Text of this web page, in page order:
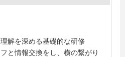
解を深める基礎的な研修
と情報交換をし、横の繋がり